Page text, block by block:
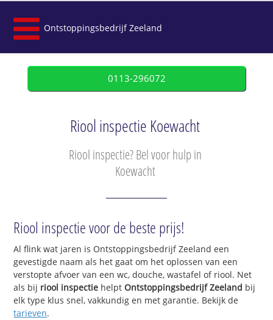
Ontstoppingsbedrijf Zeeland
0113-296072
Riool inspectie Koewacht
Riool inspectie? Bel voor hulp in
Koewacht
Riool inspectie voor de beste prijs!
Al flink wat jaren is Ontstoppingsbedrijf Zeeland een
gevestigde naam als het gaat om het oplossen van een
verstopte afvoer van een wc, douche, wastafel of riool. Net
als bij riool inspectie helptOntstoppingsbedrijf Zeeland bij
elk type klus snel, vakkundig en met garantie. Bekijk de
tarieven.